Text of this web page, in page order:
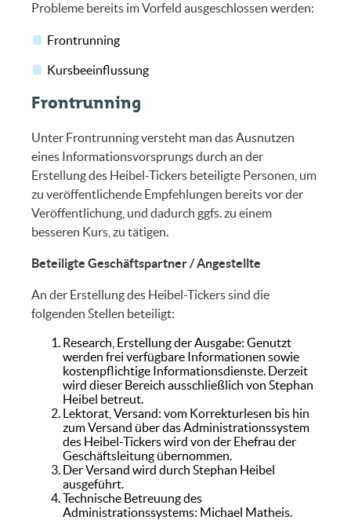
Probleme bereits im Vorfeld ausgeschlossen werden:
Frontrunning
Kursbeeinflussung
Frontrunning
Unter Frontrunning versteht man das Ausnutzen
eines Informationsvorsprungs durch an der
Erstellung des Heibel-Tickers beteiligte Personen, um
zu veröffentlichende Empfehlungen bereits vor der
Veröffentlichung, und dadurch ggfs. zu einem
besseren Kurs, zu tätigen.
Beteiligte Geschäftspartner / Angestellte
An der Erstellung des Heibel-Tickers sind die
folgenden Stellen beteiligt:
Research, Erstellung der Ausgabe: Genutzt
werden frei verfügbare Informationen sowie
kostenpflichtige Informationsdienste. Derzeit
wird dieser Bereich ausschließlich von Stephan
Heibel betreut.
Lektorat, Versand: vom Korrekturlesen bis hin
zum Versand über das Administrationssystem
des Heibel-Tickers wird von der Ehefrau der
Geschäftsleitung übernommen.
Der Versand wird durch Stephan Heibel
ausgeführt.
Technische Betreuung des
Administrationssystems: Michael Matheis.